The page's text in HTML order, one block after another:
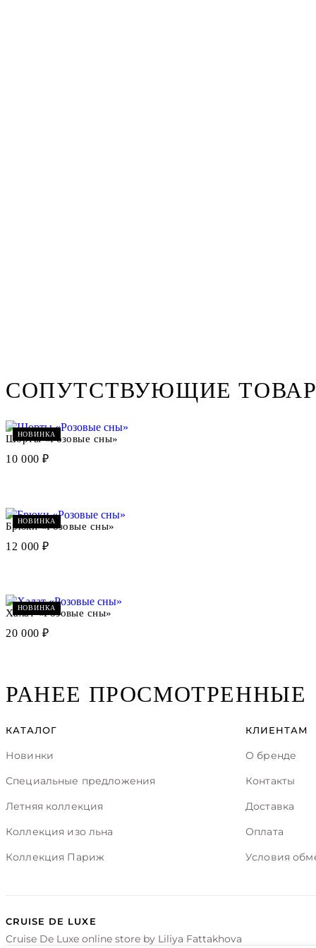
СОПУТСТВУЮЩИЕ
НОВИНКА
Шорты «Розовые сны»
10 000 ₽
НОВИНКА
Брюки «Розовые сны»
12 000 ₽
НОВИНКА
Халат «Розовые сны»
20 000 ₽
РАНЕЕ ПРОСМОТРЕННЫЕ
КАТАЛОГ
Новинки
Специальные предложения
Летняя коллекция
Коллекция изо льна
Коллекция Париж
КЛИЕНТАМ
О бренде
Контакты
Доставка
Оплата
Условия
CRUISE DE LUXE
Cruise De Luxe online store by Liliya Fattakhova